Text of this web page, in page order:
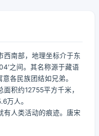
西南部，地理坐标介于东
之间。其名称源于藏语
意各民族团结如兄弟。
积约12755平方千米，
万人。
有人类活动的痕迹。唐宋